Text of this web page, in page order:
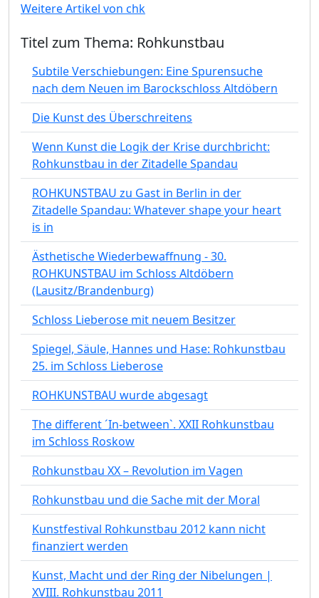
Weitere Artikel von chk
Titel zum Thema: Rohkunstbau
Subtile Verschiebungen: Eine Spurensuche
nach dem Neuen im Barockschloss Altdöbern
Die Kunst des Überschreitens
Wenn Kunst die Logik der Krise durchbricht:
Rohkunstbau in der Zitadelle Spandau
ROHKUNSTBAU zu Gast in Berlin in der
Zitadelle Spandau: Whatever shape your heart
is in
Ästhetische Wiederbewaffnung - 30.
ROHKUNSTBAU im Schloss Altdöbern
(Lausitz/Brandenburg)
Schloss Lieberose mit neuem Besitzer
Spiegel, Säule, Hannes und Hase: Rohkunstbau
25. im Schloss Lieberose
ROHKUNSTBAU wurde abgesagt
The different ´In-between`. XXII Rohkunstbau
im Schloss Roskow
Rohkunstbau XX – Revolution im Vagen
Rohkunstbau und die Sache mit der Moral
Kunstfestival Rohkunstbau 2012 kann nicht
finanziert werden
Kunst, Macht und der Ring der Nibelungen |
XVIII. Rohkunstbau 2011